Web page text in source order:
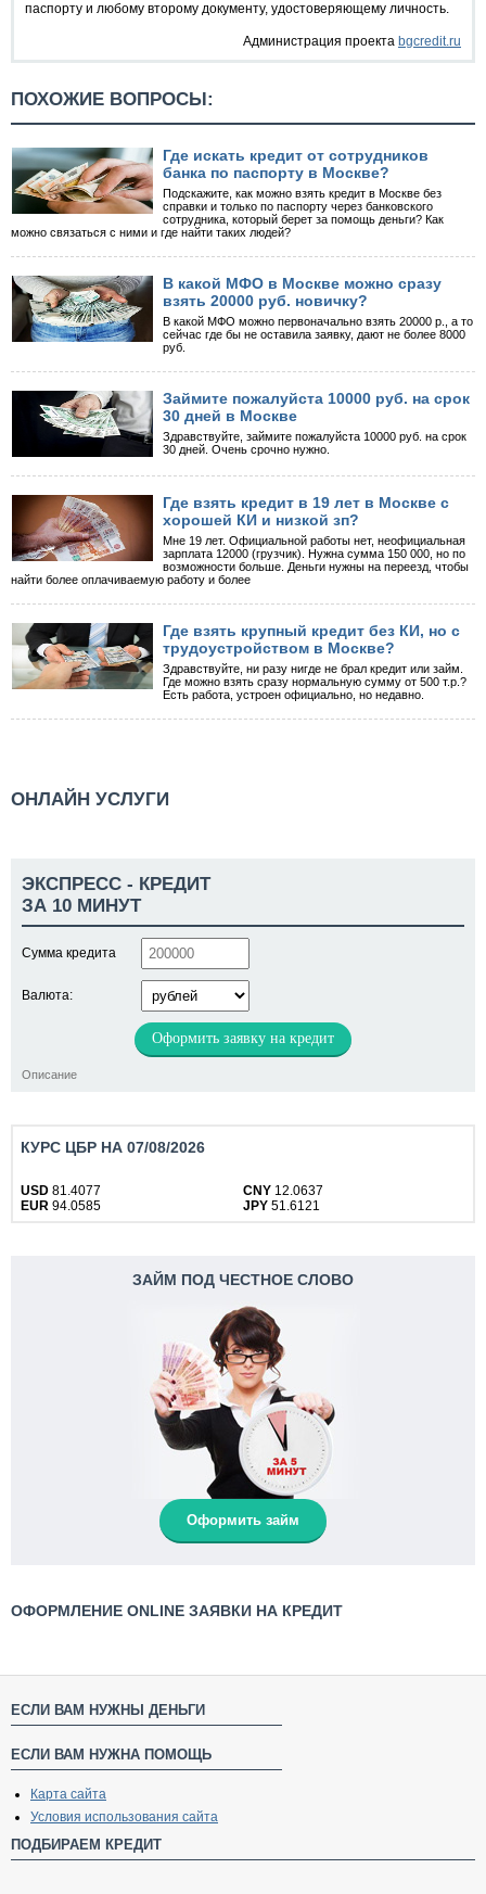
паспорту и любому второму документу, удостоверяющему личность.
Администрация проекта bgcredit.ru
ПОХОЖИЕ ВОПРОСЫ:
Где искать кредит от сотрудников
банка по паспорту в Москве?
Подскажите, как можно взять кредит в Москве без
справки и только по паспорту через банковского
сотрудника, который берет за помощь деньги? Как
можно связаться с ними и где найти таких людей?
В какой МФО в Москве можно сразу
взять 20000 руб. новичку?
В какой МФО можно первоначально взять 20000 р., а то
сейчас где бы не оставила заявку, дают не более 8000
руб.
Займите пожалуйста 10000 руб. на срок
30 дней в Москве
Здравствуйте, займите пожалуйста 10000 руб. на срок
30 дней. Очень срочно нужно.
Где взять кредит в 19 лет в Москве с
хорошей КИ и низкой зп?
Мне 19 лет. Официальной работы нет, неофициальная
зарплата 12000 (грузчик). Нужна сумма 150 000, но по
возможности больше. Деньги нужны на переезд, чтобы
найти более оплачиваемую работу и более
Где взять крупный кредит без КИ, но с
трудоустройством в Москве?
Здравствуйте, ни разу нигде не брал кредит или займ.
Где можно взять сразу нормальную сумму от 500 т.р.?
Есть работа, устроен официально, но недавно.
ОНЛАЙН УСЛУГИ
ЭКСПРЕСС - КРЕДИТ
ЗА 10 МИНУТ
Сумма кредита
Валюта:
Оформить заявку на кредит
Описание
КУРС ЦБР НА 07/08/2026
USD 81.4077 CNY 12.0637
EUR 94.0585 JPY 51.6121
ЗАЙМ ПОД ЧЕСТНОЕ СЛОВО
Оформить займ
ОФОРМЛЕНИЕ ONLINE ЗАЯВКИ НА КРЕДИТ
ЕСЛИ ВАМ НУЖНЫ ДЕНЬГИ
ЕСЛИ ВАМ НУЖНА ПОМОЩЬ
Карта сайта
Условия использования сайта
ПОДБИРАЕМ КРЕДИТ